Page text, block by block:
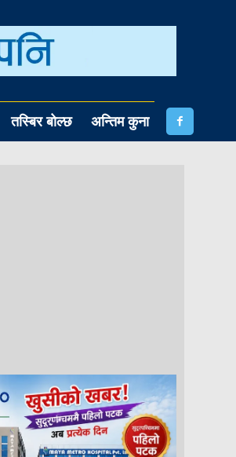
तस्बिर बोल्छ अन्तिम कुना